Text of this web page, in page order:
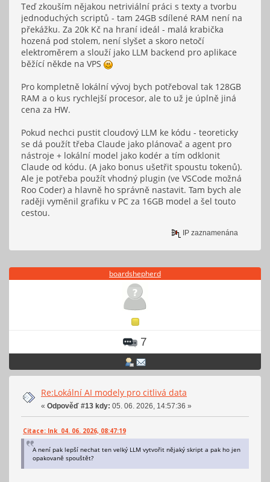
Teď zkouším nějakou netriviální práci s texty a tvorbu
jednoduchých scriptů - tam 24GB sdílené RAM není na
překážku. Za 20k Kč na hraní ideál - malá krabička
hozená pod stolem, není slyšet a skoro netočí
elektroměrem a slouží jako LLM backend pro aplikace
běžící někde na VPS
Pro kompletně lokální vývoj bych potřeboval tak 128GB
RAM a o kus rychlejší procesor, ale to už je úplně jiná
cena za HW.
Pokud nechci pustit cloudový LLM ke kódu - teoreticky
se dá použít třeba Claude jako plánovač a agent pro
nástroje + lokální model jako kodér a tím odklonit
Claude od kódu. (A jako bonus ušetřit spoustu tokenů).
Ale je potřeba použít vhodný plugin (ve VSCode možná
Roo Coder) a hlavně ho správně nastavit. Tam bych ale
raději vyměnil grafiku v PC za 16GB model a šel touto
cestou.
IP zaznamenána
boardshepherd
7
Re:Lokální AI modely pro citlivá data
« Odpověď #13 kdy: 05. 06. 2026, 14:57:36 »
Citace: Ink 04. 06. 2026, 08:47:19
A není pak lepší nechat ten velký LLM vytvořit nějaký skript a pak ho jen
opakovaně spouštět?